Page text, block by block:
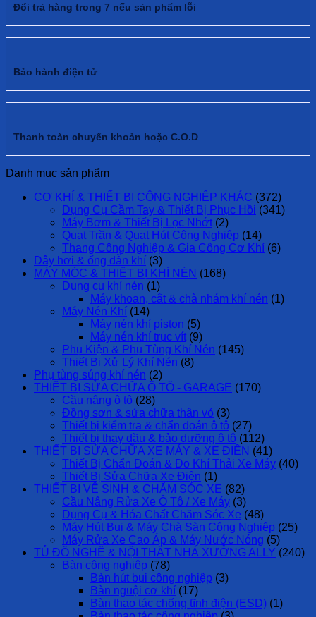
Đổi trả hàng trong 7 nếu sản phẩm lỗi
Bảo hành điện tử
Thanh toàn chuyển khoản hoặc C.O.D
Danh mục sản phẩm
CƠ KHÍ & THIẾT BỊ CÔNG NGHIỆP KHÁC (372)
Dụng Cụ Cầm Tay & Thiết Bị Phục Hồi (341)
Máy Bơm & Thiết Bị Lọc Nhớt (2)
Quạt Trần & Quạt Hút Công Nghiệp (14)
Thang Công Nghiệp & Gia Công Cơ Khí (6)
Dây hơi & ống dẫn khí (3)
MÁY MÓC & THIẾT BỊ KHÍ NÉN (168)
Dụng cụ khí nén (1)
Máy khoan, cắt & chà nhám khí nén (1)
Máy Nén Khí (14)
Máy nén khí piston (5)
Máy nén khí trục vít (9)
Phụ Kiện & Phụ Tùng Khí Nén (145)
Thiết Bị Xử Lý Khí Nén (8)
Phụ tùng súng khí nén (2)
THIẾT BỊ SỬA CHỮA Ô TÔ - GARAGE (170)
Cầu nâng ô tô (28)
Đồng sơn & sửa chữa thân vỏ (3)
Thiết bị kiểm tra & chẩn đoán ô tô (27)
Thiết bị thay dầu & bảo dưỡng ô tô (112)
THIẾT BỊ SỬA CHỮA XE MÁY & XE ĐIỆN (41)
Thiết Bị Chẩn Đoán & Đo Khí Thải Xe Máy (40)
Thiết Bị Sửa Chữa Xe Điện (1)
THIẾT BỊ VỆ SINH & CHĂM SÓC XE (82)
Cầu Nâng Rửa Xe Ô Tô / Xe Máy (3)
Dụng Cụ & Hóa Chất Chăm Sóc Xe (48)
Máy Hút Bụi & Máy Chà Sàn Công Nghiệp (25)
Máy Rửa Xe Cao Áp & Máy Nước Nóng (5)
TỦ ĐỒ NGHỀ & NỘI THẤT NHÀ XƯỞNG ALLY (240)
Bàn công nghiệp (78)
Bàn hút bụi công nghiệp (3)
Bàn nguội cơ khí (17)
Bàn thao tác chống tĩnh điện (ESD) (1)